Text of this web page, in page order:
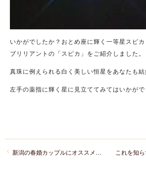
いかがでしたか？おとめ座に輝く一等星スピ
ブリリアントの「スピカ」をご紹介しました。
真珠に例えられる白く美しい恒星をあなたも結
左手の薬指に輝く星に見立ててみてはいかがで
新潟の春婚カップルにオススメしたい。今の季節ぴったりなBRIDGE「やわらかな春風」